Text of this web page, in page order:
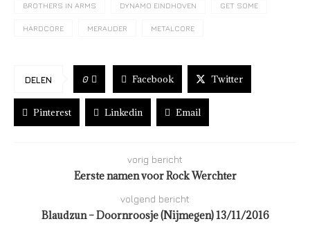
BROTHERS IN ARMS DYNAMO EINDHOVEN GET SOME
HARDCORE MERAUDER METALCORE
DELEN 0 Facebook Twitter
Pinterest Linkedin Email
vorig bericht
Eerste namen voor Rock Werchter
volgend bericht
Blaudzun – Doornroosje (Nijmegen) 13/11/2016